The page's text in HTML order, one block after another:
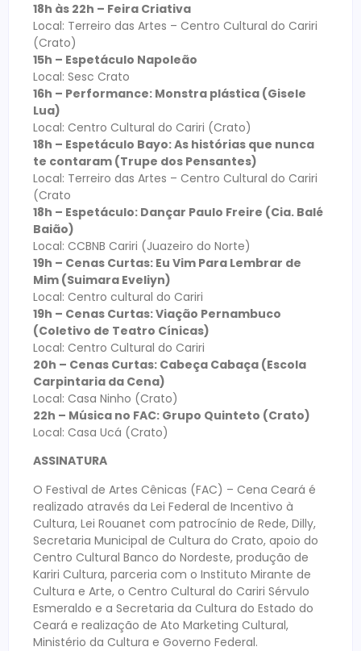
18h às 22h – Feira Criativa
Local: Terreiro das Artes – Centro Cultural do Cariri
(Crato)
15h – Espetáculo Napoleão
Local: Sesc Crato
16h – Performance: Monstra plástica (Gisele
Lua)
Local: Centro Cultural do Cariri (Crato)
18h – Espetáculo Bayo: As histórias que nunca
te contaram (Trupe dos Pensantes)
Local: Terreiro das Artes – Centro Cultural do Cariri
(Crato
18h – Espetáculo: Dançar Paulo Freire (Cia. Balé
Baião)
Local: CCBNB Cariri (Juazeiro do Norte)
19h – Cenas Curtas: Eu Vim Para Lembrar de
Mim (Suimara Eveliyn)
Local: Centro cultural do Cariri
19h – Cenas Curtas: Viação Pernambuco
(Coletivo de Teatro Cínicas)
Local: Centro Cultural do Cariri
20h – Cenas Curtas: Cabeça Cabaça (Escola
Carpintaria da Cena)
Local: Casa Ninho (Crato)
22h – Música no FAC: Grupo Quinteto (Crato)
Local: Casa Ucá (Crato)
ASSINATURA
O Festival de Artes Cênicas (FAC) – Cena Ceará é
realizado através da Lei Federal de Incentivo à
Cultura, Lei Rouanet com patrocínio de Rede, Dilly,
Secretaria Municipal de Cultura do Crato, apoio do
Centro Cultural Banco do Nordeste, produção de
Kariri Cultura, parceria com o Instituto Mirante de
Cultura e Arte, o Centro Cultural do Cariri Sérvulo
Esmeraldo e a Secretaria da Cultura do Estado do
Ceará e realização de Ato Marketing Cultural,
Ministério da Cultura e Governo Federal.